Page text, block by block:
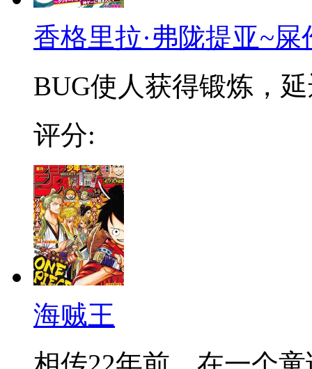
香格里拉·弗陇提亚~
BUG使人获得锻炼，
评分:
海贼王